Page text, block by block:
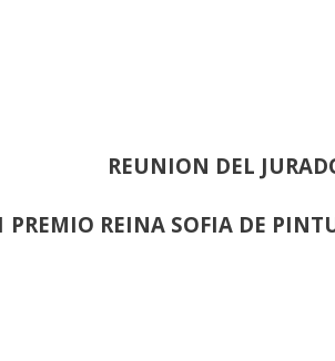
REUNION DEL
PREMIO REINA SOFIA DE